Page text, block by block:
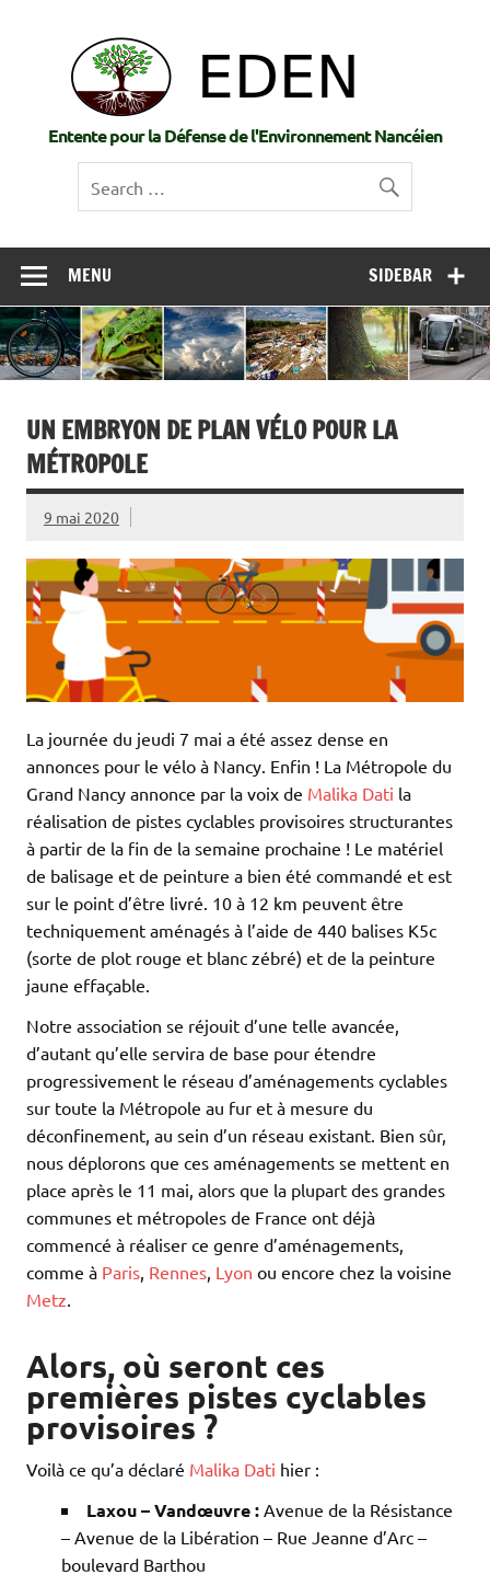
Entente pour la Défense de l'Environnement Nancéien
SIDEBAR
MENU
UN EMBRYON DE PLAN VÉLO POUR LA
MÉTROPOLE
9 mai 2020
La journée du jeudi 7 mai a été assez dense en
annonces pour le vélo à Nancy. Enfin ! La Métropole du
Grand Nancy annonce par la voix de Malika Dati la
réalisation de pistes cyclables provisoires structurantes
à partir de la fin de la semaine prochaine ! Le matériel
de balisage et de peinture a bien été commandé et est
sur le point d’être livré. 10 à 12 km peuvent être
techniquement aménagés à l’aide de 440 balises K5c
(sorte de plot rouge et blanc zébré) et de la peinture
jaune effaçable.
Notre association se réjouit d’une telle avancée,
d’autant qu’elle servira de base pour étendre
progressivement le réseau d’aménagements cyclables
sur toute la Métropole au fur et à mesure du
déconfinement, au sein d’un réseau existant. Bien sûr,
nous déplorons que ces aménagements se mettent en
place après le 11 mai, alors que la plupart des grandes
communes et métropoles de France ont déjà
commencé à réaliser ce genre d’aménagements,
comme à Paris Rennes Lyon ou encore chez la voisine
Metz
Alors, où seront ces
premières pistes cyclables
provisoires ?
Voilà ce qu’a déclaré Malika Dati hier :
Laxou – Vandœuvre : Avenue de la Résistance
– Avenue de la Libération – Rue Jeanne d’Arc –
boulevard Barthou